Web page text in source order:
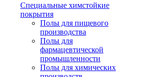
Специальные химстойкие
покрытия
Полы для пищевого
производства
Полы для
фармацевтической
промышленности
Полы для химических